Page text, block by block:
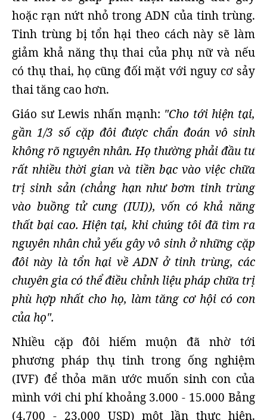
hoặc rạn nứt nhỏ trong ADN của tinh trùng.
Tinh trùng bị tổn hại theo cách này sẽ làm
giảm khả năng thụ thai của phụ nữ và nếu
có thụ thai, họ cũng đối mặt với nguy cơ sảy
thai tăng cao hơn.
Giáo sư Lewis nhấn mạnh: "Cho tới hiện tại,
gần 1/3 số cặp đôi được chẩn đoán vô sinh
không rõ nguyên nhân. Họ thường phải đầu tư
rất nhiều thời gian và tiền bạc vào việc chữa
trị sinh sản (chẳng hạn như bơm tinh trùng
vào buồng tử cung (IUI)), vốn có khả năng
thất bại cao. Hiện tại, khi chúng tôi đã tìm ra
nguyên nhân chủ yếu gây vô sinh ở những cặp
đôi này là tổn hại về ADN ở tinh trùng, các
chuyên gia có thể điều chỉnh liệu pháp chữa trị
phù hợp nhất cho họ, làm tăng cơ hội có con
của họ".
Nhiều cặp đôi hiếm muộn đã nhờ tới
phương pháp thụ tinh trong ống nghiệm
(IVF) để thỏa mãn ước muốn sinh con của
mình với chi phí khoảng 3.000 - 15.000 Bảng
(4.700 - 23.000 USD) một lần thực hiện.